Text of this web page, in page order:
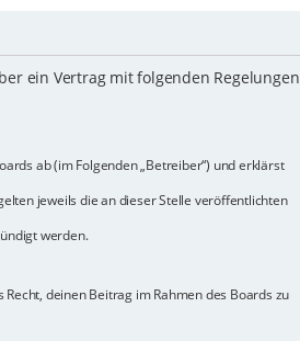
ein Vertrag mit folgenden Regelungen
ab (im Folgenden „Betreiber“) und erklärst
jeweils die an dieser Stelle veröffentlichten
werden.
deinen Beitrag im Rahmen des Boards zu